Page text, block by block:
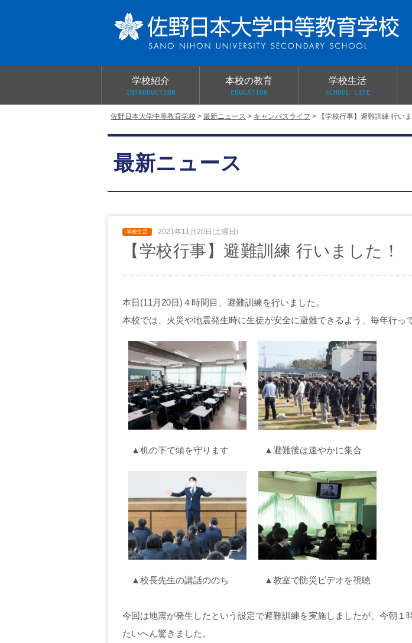
佐野日本大学中等教育学校 > 最新ニュース > キャンパスライフ > 【学校行事】避難訓練 行いま
学校紹介
INTRODUCTION
学校案内パンフレット
本校の教育
EDUCATION
総合的探究（学習）の時間
学校生活
SCHOOL LIFE
制服紹介
桜美会
最新ニュース
2021年11月20日(土曜日)
【学校行事】避難訓練 行いました！
本日(11月20日)４時間目、避難訓練を行いました。
本校では、火災や地震発生時に生徒が安全に避難できるよう、毎年行っ
▲机の下で頭を守ります ▲避難後は速やかに集合
▲校長先生の講話ののち ▲教室で防災ビデオを視聴
今回は地震が発生したという設定で避難訓練を実施しましたが、今朝１
たいへん驚きました。